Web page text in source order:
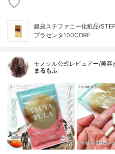
銀座ステファニー化粧品
プラセンタ100CORE
モノシル公式レビュアー/美
まるもふ